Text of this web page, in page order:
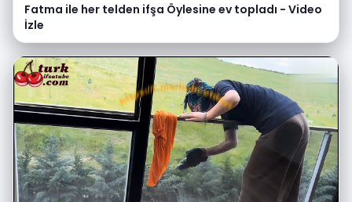
Fatma ile her telden ifşa Öylesine ev topladı - Video
İzle